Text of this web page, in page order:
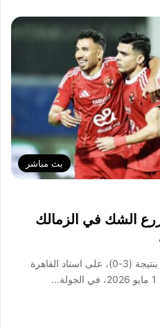
بث مباشر
الشك في الزمالك
اكتسح النادي الأهلي غريمه الزمالك بنتيجة (3-0)، على استاد القاهرة